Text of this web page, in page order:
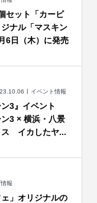
セット「カービ
ナル「マスキン
6日（木）に発売
イベント情報
ン3』イベント
ン3 × 横浜・八景
ス イカしたヤ...
報
ェ」オリジナルの